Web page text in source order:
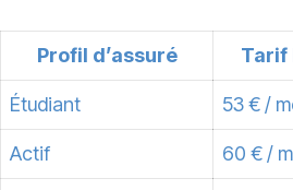
Profil d’assuré Tarif
Étudiant 53 € /
Actif 60 € /